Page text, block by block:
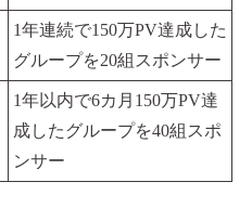
1年連続で150万PV達成した
グループを20組スポンサー
1年以内で6カ月150万PV達
成したグループを40組スポ
ンサー